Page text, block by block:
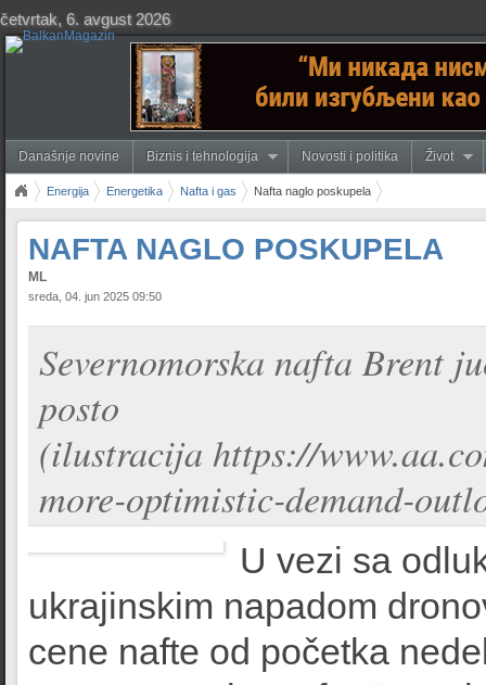
četvrtak, 6. avgust 2026
Današnje novine Biznis i tehnologija Novosti i politika Život
Energija Energetika Nafta i gas Nafta naglo poskupela
NAFTA NAGLO POSKUPELA
ML
sreda, 04. jun 2025 09:50
Severnomorska nafta Brent
posto
(ilustracija https://
more-optimistic-demand-
U vezi sa
ukrajinskim napadom
cene nafte od početka